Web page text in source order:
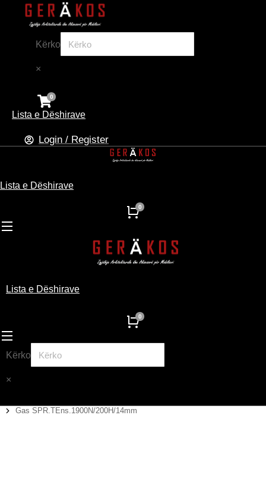
Kërko
×
Lista e Dëshirave
Login / Register
Lista e Dëshirave
Lista e Dëshirave
Kërko
×
You are here:
Gas SPR.TEns.1900N/200H/14mm